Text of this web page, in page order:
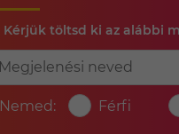
Kérjük töltsd ki az alábbi
Nemed: Férfi